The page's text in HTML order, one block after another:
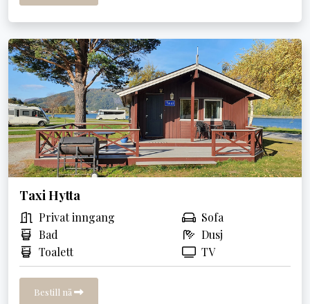
Taxi Hytta
Privat inngang
Sofa
Bad
Dusj
Toalett
TV
Bestill nå